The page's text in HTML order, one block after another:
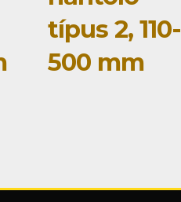
típus 2, 110-
500 mm